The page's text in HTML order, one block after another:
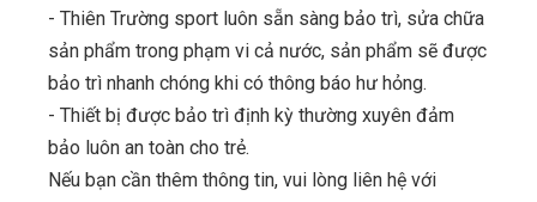
- Thiên Trường sport luôn sẵn sàng bảo trì, sửa chữa
sản phẩm trong phạm vi cả nước, sản phẩm sẽ được
bảo trì nhanh chóng khi có thông báo hư hỏng.
- Thiết bị được bảo trì định kỳ thường xuyên đảm
bảo luôn an toàn cho trẻ.
Nếu bạn cần thêm thông tin, vui lòng liên hệ với